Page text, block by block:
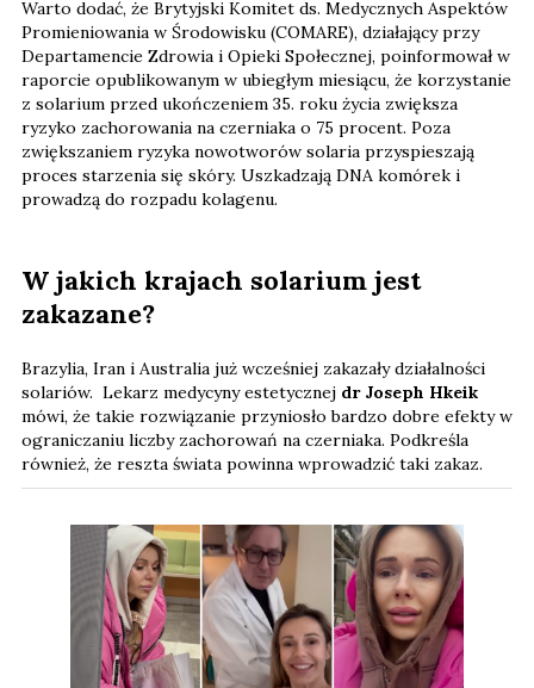
Warto dodać, że Brytyjski Komitet ds. Medycznych Aspektów
Promieniowania w Środowisku (COMARE), działający przy
Departamencie Zdrowia i Opieki Społecznej, poinformował w
raporcie opublikowanym w ubiegłym miesiącu, że korzystanie
z solarium przed ukończeniem 35. roku życia zwiększa
ryzyko zachorowania na czerniaka o 75 procent. Poza
zwiększaniem ryzyka nowotworów solaria przyspieszają
proces starzenia się skóry. Uszkadzają DNA komórek i
prowadzą do rozpadu kolagenu.
W jakich krajach solarium jest
zakazane?
Brazylia, Iran i Australia już wcześniej zakazały działalności
solariów. Lekarz medycyny estetycznej dr Joseph Hkeik
mówi, że takie rozwiązanie przyniosło bardzo dobre efekty w
ograniczaniu liczby zachorowań na czerniaka. Podkreśla
również, że reszta świata powinna wprowadzić taki zakaz.